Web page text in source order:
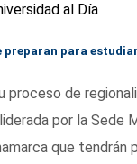
al Día
para
proceso de
por la Sede
que